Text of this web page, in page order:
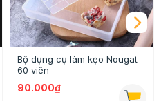
Bộ dụng cụ làm kẹo Nougat
60 viên
90.000₫